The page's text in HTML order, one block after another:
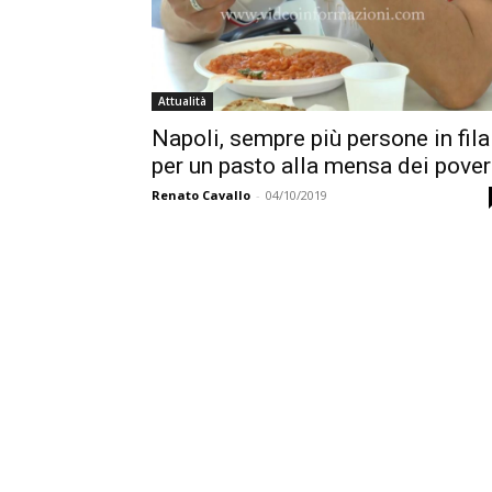
Attualità
Napoli, sempre più persone in fila
per un pasto alla mensa dei
Renato Cavallo - 04/10/2019